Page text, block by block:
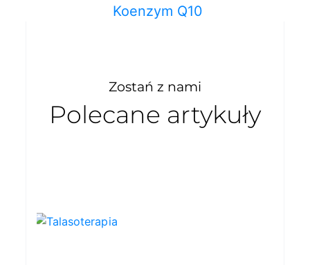
Koenzym Q10
Zostań z nami
Polecane artykuły